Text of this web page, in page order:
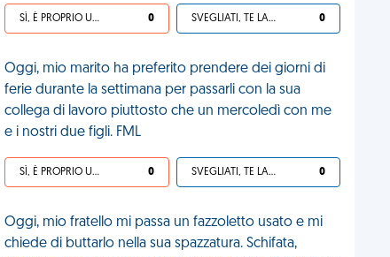
SÌ, È PROPRIO UNA VDM! 0 SVEGLIATI, TE LA SEI CERCATA! 0
Oggi, mio marito ha preferito prendere dei giorni di
ferie durante la settimana per passarli con la sua
collega di lavoro piuttosto che un mercoledì con me
e i nostri due figli. FML
SÌ, È PROPRIO UNA VDM! 0 SVEGLIATI, TE LA SEI CERCATA! 0
Oggi, mio fratello mi passa un fazzoletto usato e mi
chiede di buttarlo nella sua spazzatura. Schifata,